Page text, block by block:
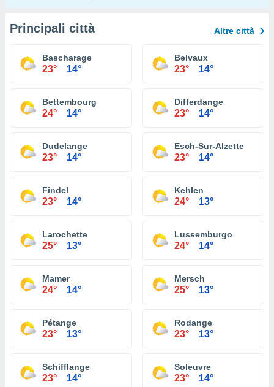
Principali città Altre città
Bascharage
23° 14°
Belvaux
23° 14°
Bettembourg
24° 14°
Differdange
23° 14°
Dudelange
23° 14°
Esch-Sur-Alzette
23° 14°
Findel
23° 14°
Kehlen
24° 13°
Larochette
25° 13°
Lussemburgo
24° 14°
Mamer
24° 14°
Mersch
25° 13°
Pétange
23° 13°
Rodange
23° 13°
Schifflange
23° 14°
Soleuvre
23° 14°